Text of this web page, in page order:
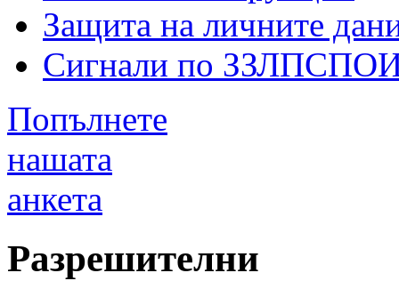
Защита на личните
Сигнали по
Попълнете
нашата
анкета
Разрешителни